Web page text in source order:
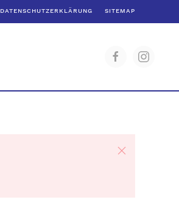
DATENSCHUTZERKLÄRUNG SITEMAP